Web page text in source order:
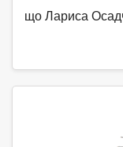
що Лариса